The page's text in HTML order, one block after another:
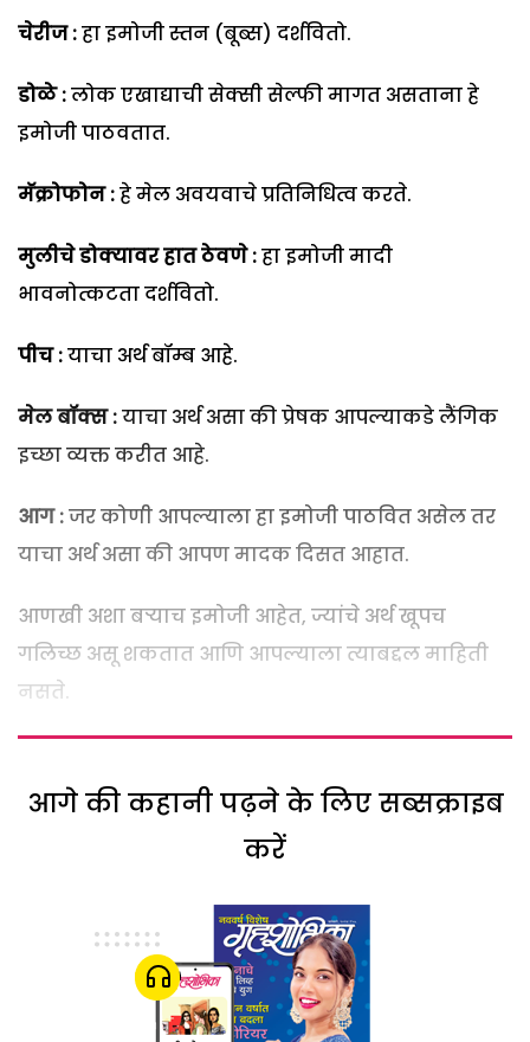
चेरीज :हा इमोजी स्तन (बूब्स) दर्शवितो.
डोळे :लोक एखाद्याची सेक्सी सेल्फी मागत असताना हे
इमोजी पाठवतात.
मॅक्रोफोन :हे मेल अवयवाचे प्रतिनिधित्व करते.
मुलीचे डोक्यावर हात ठेवणे :हा इमोजी मादी
भावनोत्कटता दर्शवितो.
पीच :याचा अर्थ बॉम्ब आहे.
मेल बॉक्स :याचा अर्थ असा की प्रेषक आपल्याकडे लैंगिक
इच्छा व्यक्त करीत आहे.
आग :जर कोणी आपल्याला हा इमोजी पाठवित असेल तर
याचा अर्थ असा की आपण मादक दिसत आहात.
आणखी अशा बऱ्याच इमोजी आहेत, ज्यांचे अर्थ खूपच
गलिच्छ असू शकतात आणि आपल्याला त्याबद्दल माहिती
नसते.
आगे की कहानी पढ़ने के लिए सब्सक्राइब
करें